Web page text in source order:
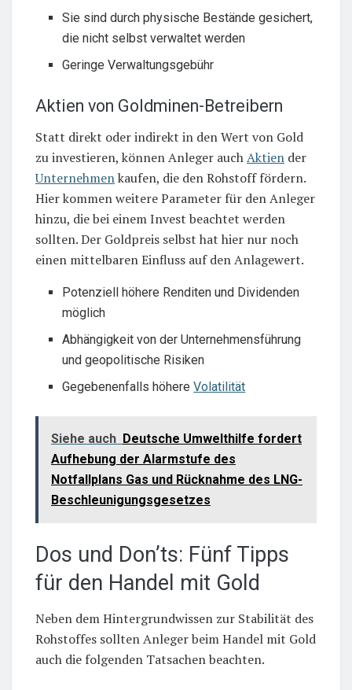
Sie sind durch physische Bestände gesichert,
die nicht selbst verwaltet werden
Geringe Verwaltungsgebühr
Aktien von Goldminen-Betreibern
Statt direkt oder indirekt in den Wert von Gold
zu investieren, können Anleger auchAktien der
Unternehmenkaufen, die den Rohstoff fördern.
Hier kommen weitere Parameter für den Anleger
hinzu, die bei einem Invest beachtet werden
sollten. Der Goldpreis selbst hat hier nur noch
einen mittelbaren Einfluss auf den Anlagewert.
Potenziell höhere Renditen und Dividenden
möglich
Abhängigkeit von der Unternehmensführung
und geopolitische Risiken
Gegebenenfalls höhereVolatilität
Siehe auch Deutsche Umwelthilfe fordert
Aufhebung der Alarmstufe des
Notfallplans Gas und Rücknahme des LNG-
Beschleunigungsgesetzes
Dos und Don’ts: Fünf Tipps
für den Handel mit Gold
Neben dem Hintergrundwissen zur Stabilität des
Rohstoffes sollten Anleger beim Handel mit Gold
auch die folgenden Tatsachen beachten.